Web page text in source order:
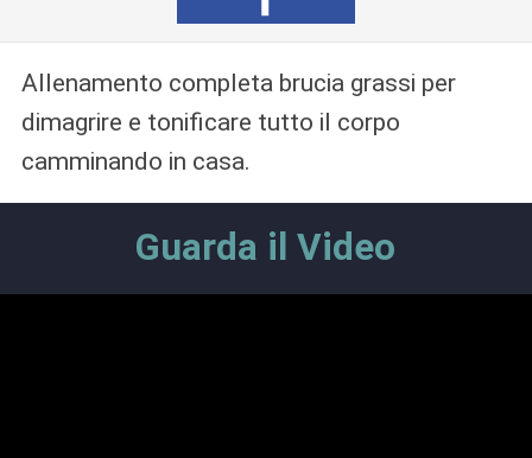
Allenamento completa brucia grassi per
dimagrire e tonificare tutto il corpo
camminando in casa.
Guarda il Video